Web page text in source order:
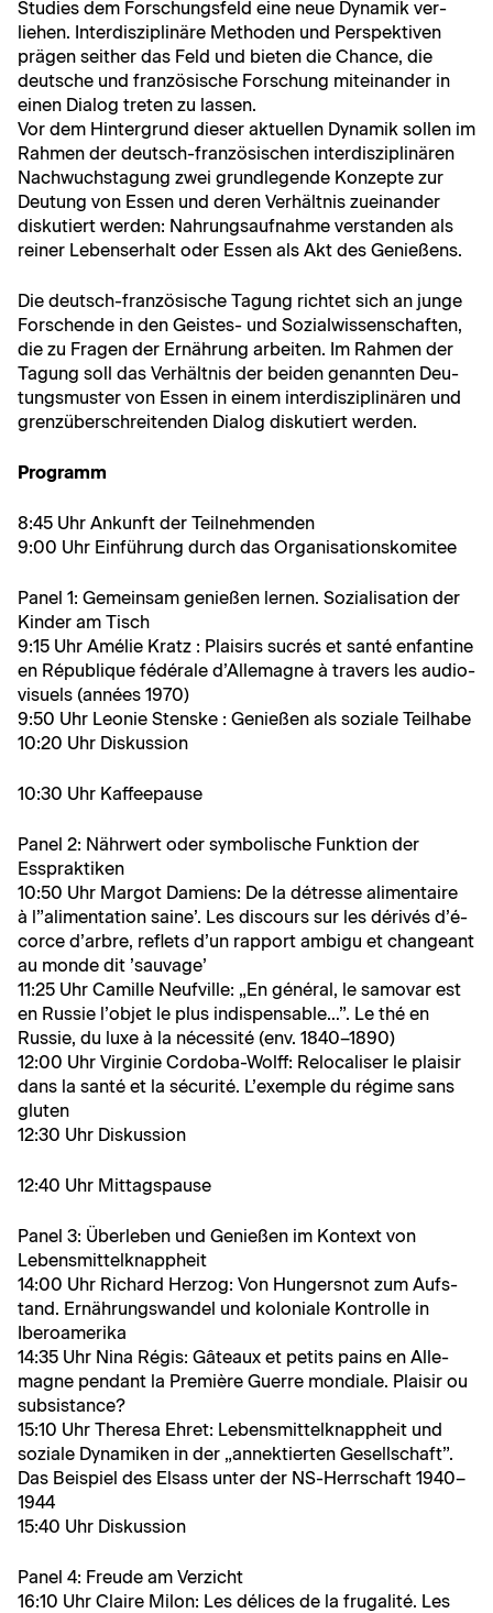
Stud­ies dem Forschungs­feld eine neue Dynamik ver­
liehen. Inter­diszi­plinäre Meth­o­d­en und Per­spek­tiv­en
prä­gen sei­ther das Feld und bieten die Chance, die
deutsche und franzö­sis­che Forschung miteinan­der in
einen Dia­log treten zu lassen.
Vor dem Hin­ter­grund dieser aktuellen Dynamik sollen im
Rah­men der deutsch-franzö­sis­chen inter­diszi­plinären
Nach­wuch­sta­gung zwei grundle­gende Konzepte zur
Deu­tung von Essen und deren Ver­hält­nis zueinan­der
disku­tiert wer­den: Nahrungsauf­nahme ver­standen als
rein­er Lebenser­halt oder Essen als Akt des Genießens.
Die deutsch-franzö­sis­che Tagung richtet sich an junge
Forschende in den Geistes- und Sozial­wis­senschaften,
die zu Fra­gen der Ernährung arbeit­en. Im Rah­men der
Tagung soll das Ver­hält­nis der bei­den genan­nten Deu­
tungsmuster von Essen in einem inter­diszi­plinären und
gren­züber­schre­i­t­en­den Dia­log disku­tiert werden.
Pro­gramm
8:45 Uhr Ankun­ft der Teilnehmenden
9:00 Uhr Ein­führung durch das Organisationskomitee
Pan­el 1: Gemein­sam genießen ler­nen. Sozial­i­sa­tion der
Kinder am Tisch
9:15 Uhr Amélie Kratz : Plaisirs sucrés et san­té enfan­tine
en République fédérale d’Allemagne à tra­vers les audio­
vi­suels (années 1970)
9:50 Uhr Leonie Stenske : Genießen als soziale Teilhabe
10:20 Uhr Diskussion
10:30 Uhr Kaffeepause
Pan­el 2: Nährw­ert oder sym­bol­is­che Funk­tion der
Esspraktiken
10:50 Uhr Mar­got Damiens: De la détresse ali­men­taire
à l”alimentation saine’. Les dis­cours sur les dérivés d’é­
corce d’ar­bre, reflets d’un rap­port ambigu et changeant
au monde dit ’sauvage’
11:25 Uhr Camille Neufville: „En général, le samovar est
en Russie l’ob­jet le plus indis­pens­able…”. Le thé en
Russie, du luxe à la néces­sité (env. 1840–1890)
12:00 Uhr Vir­ginie Cor­do­ba-Wolff: Relo­calis­er le plaisir
dans la san­té et la sécu­rité. L’ex­em­ple du régime sans
gluten
12:30 Uhr Diskussion
12:40 Uhr Mittagspause
Pan­el 3: Über­leben und Genießen im Kon­text von
Lebensmittelknappheit
14:00 Uhr Richard Her­zog: Von Hunger­snot zum Auf­s­
tand. Ernährungswan­del und kolo­niale Kon­trolle in
Iberoamerika
14:35 Uhr Nina Régis: Gâteaux et petits pains en Alle­
magne pen­dant la Pre­mière Guerre mon­di­ale. Plaisir ou
subsistance?
15:10 Uhr There­sa Ehret: Lebens­mit­telk­nap­pheit und
soziale Dynamiken in der „annek­tierten Gesellschaft”.
Das Beispiel des Elsass unter der NS-Herrschaft 1940–
1944
15:40 Uhr Diskussion
Pan­el 4: Freude am Verzicht
16:10 Uhr Claire Milon: Les délices de la fru­gal­ité. Les